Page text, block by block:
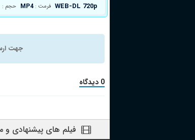
WEB-DL 720p فرمت : MP4 حجم :
جهت
0 دیدگاه
فیلم های پیشنهادی و